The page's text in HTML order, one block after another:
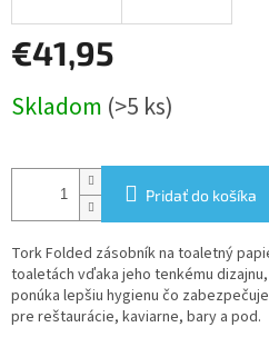
€41,95
cena:
Skladom (>5 ks)
Pridať do košíka
Tork Folded zásobník na toaletný
toaletách vďaka jeho tenkému
ponúka lepšiu hygienu čo
pre reštaurácie, kaviarne, bary a pod.